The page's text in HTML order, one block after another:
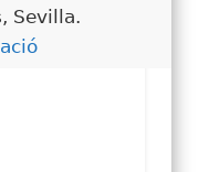
Sevilla.